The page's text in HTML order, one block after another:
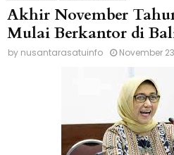
Akhir November
Mulai Berkantor di
by nusantarasatuinfo November